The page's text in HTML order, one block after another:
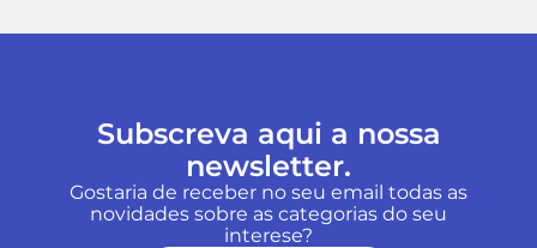
Subscreva aqui a nossa
newsletter.
Gostaria de receber no seu email todas as
novidades sobre as categorias do seu
interese?